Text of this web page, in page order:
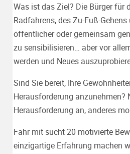
Was ist das Ziel? Die Bürger für
Radfahrens, des Zu-Fuß-
öffentlicher oder gemeinsam
zu sensibilisieren… aber vor
werden und Neues
Sind Sie bereit, Ihre
Herausforderung anzunehmen?
Herausforderung an, anderes
Fahr mit sucht 20 motivierte
einzigartige Erfahrung machen